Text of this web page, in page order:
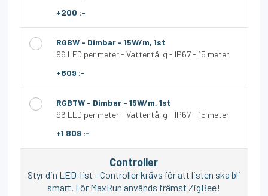
+200 :-
RGBW - Dimbar - 15W/m, 1st
96 LED per meter - Vattentålig - IP67 - 15 meter
+809 :-
RGBTW - Dimbar - 15W/m, 1st
96 LED per meter - Vattentålig - IP67 - 15 meter
+1 809 :-
Controller
Styr din LED-list - Controller krävs för att listen ska bli
smart. För MaxRun används främst ZigBee!